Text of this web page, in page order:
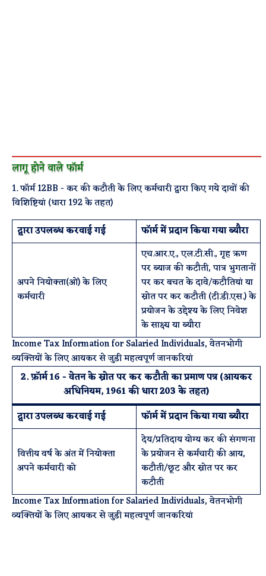
लागू होने वाले फॉर्म
1. फॉर्म 12BB - कर की कटौती के लिए कर्मचारी द्वारा किए गये दावों की
विशिष्टियां (धारा 192 के तहत)
द्वारा उपलब्ध करवाई गई
फॉर्म में प्रदान किया गया ब्यौरा
अपने नियोक्ता(ओं) के लिए
कर्मचारी
एच.आर.ए., एल.टी.सी., गृह ऋण
पर ब्याज की कटौती, पात्र भुगतानों
पर कर बचत के दावे/कटौतियां या
स्रोत पर कर कटौती (टी.डी.एस.) के
प्रयोजन के उद्देश्य के लिए निवेश
के साक्ष्य या ब्यौरा
Income Tax Information for Salaried Individuals, वेतनभोगी
व्यक्तियों के लिए आयकर से जुडी महत्वपूर्ण जानकरियां
2. फ़ॉर्म 16 - वेतन के स्रोत पर कर कटौती का प्रमाण पत्र (आयकर
अधिनियम, 1961 की धारा 203 के तहत)
द्वारा उपलब्ध करवाई गई
फॉर्म में प्रदान किया गया ब्यौरा
वित्तीय वर्ष के अंत में नियोक्ता
अपने कर्मचारी को
देय/प्रतिदाय योग्य कर की संगणना
के प्रयोजन से कर्मचारी की आय,
कटौती/छूट और स्रोत पर कर
कटौती
Income Tax Information for Salaried Individuals, वेतनभोगी
व्यक्तियों के लिए आयकर से जुडी महत्वपूर्ण जानकरियां